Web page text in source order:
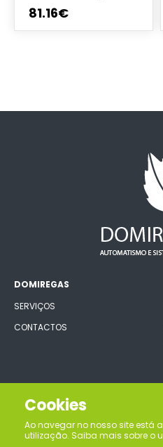
81.16€
DOMIREGAS
SERVIÇOS
CONTACTOS
CONECTE-SE
Cookies
Ao navegar no nosso site está
utilização. Saiba mais sobre o